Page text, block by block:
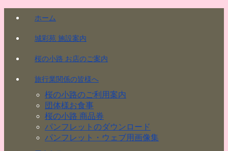
ホーム
城彩苑 施設案内
桜の小路 お店のご案内
旅行業関係の皆様へ
桜の小路のご利用案内
団体様お食事
桜の小路 商品券
パンフレットのダウンロード
パンフレット・ウェブ用画像集